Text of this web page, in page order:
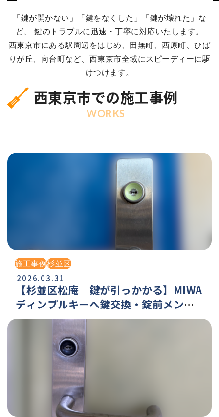
「鍵が開かない」「鍵をなくした」「鍵が壊れた」な
ど、 鍵のトラブルに迅速・丁寧に対応いたします。
西東京市にある駅周辺をはじめ、田無町、西原町、ひば
りが丘、向台町など、西東京市全域にスピーディーに駆
けつけます。
西東京市での施工事例
WORKS
施工事例杉並区
2026.03.31
【杉並区松庵｜鍵が引っかかる】MIWA
ディンプルキーへ鍵交換・錠前メンテ
ナンス